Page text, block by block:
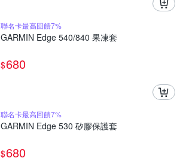
聯名卡最高回饋7%
GARMIN Edge 540/840 果凍套
$680
聯名卡最高回饋7%
GARMIN Edge 530 矽膠保護套
$680